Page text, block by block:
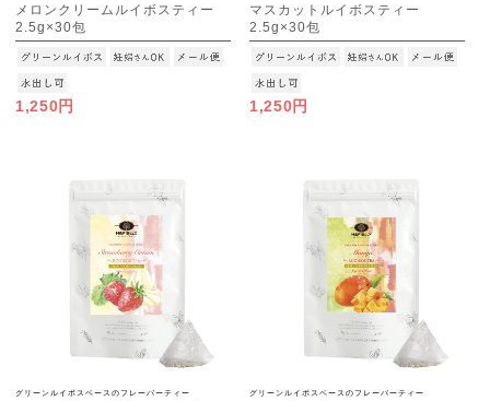
メロンクリームルイボスティー
2.5g×30包
[M便 1/3]
1,250円
マスカットルイボスティー
2.5g×30包
[M便 1/3]
1,250円
グリーンルイボスベースのフレーバーティー グリーンルイボスベースのフレーバーティー